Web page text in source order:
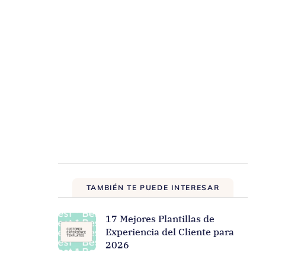
TAMBIÉN TE PUEDE INTERESAR
17 Mejores Plantillas de
Experiencia del Cliente para
2026